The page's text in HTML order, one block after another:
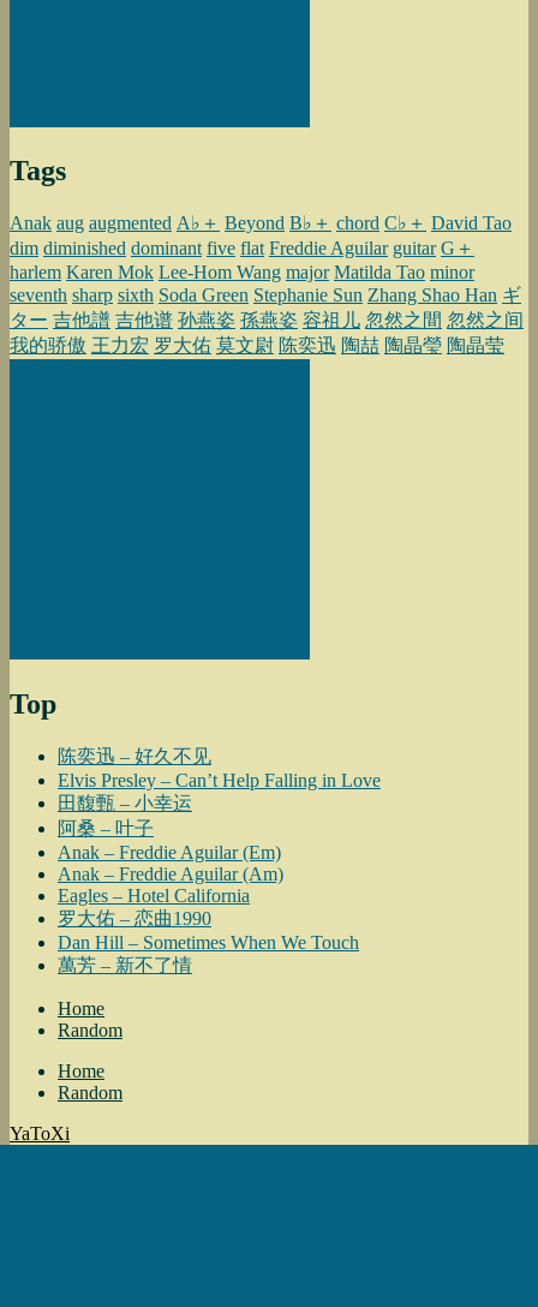
Tags
Anak aug augmented A♭＋ Beyond B♭＋ chord C♭＋ David Tao
dim diminished dominant five flat Freddie Aguilar guitar G＋
harlem Karen Mok Lee-Hom Wang major Matilda Tao minor
seventh sharp sixth Soda Green Stephanie Sun Zhang Shao Han ギ
ター 吉他譜 吉他谱 孙燕姿 孫燕姿 容祖儿 忽然之間 忽然之间
我的骄傲 王力宏 罗大佑 莫文尉 陈奕迅 陶喆 陶晶瑩 陶晶莹
Top
陈奕迅 – 好久不见
Elvis Presley – Can’t Help Falling in Love
田馥甄 – 小幸运
阿桑 – 叶子
Anak – Freddie Aguilar (Em)
Anak – Freddie Aguilar (Am)
Eagles – Hotel California
罗大佑 – 恋曲1990
Dan Hill – Sometimes When We Touch
萬芳 – 新不了情
Home
Random
Home
Random
YaToXi